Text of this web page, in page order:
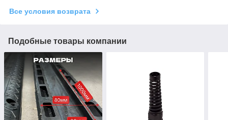
Все условия возврата
Подобные товары компании